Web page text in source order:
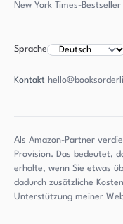
New York Times-Bestseller
Sprache
Kontakt
Als Amazon-Partner
Provision. Das bedeutet,
erhalte, wenn Sie etwas
dadurch zusätzliche
Unterstützung meiner